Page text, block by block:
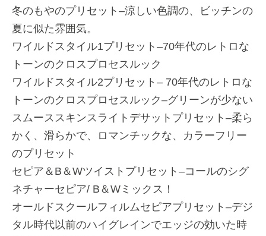
冬のもやのプリセット–涼しい色調の、ビッチンの
夏に似た雰囲気。
ワイルドスタイル1プリセット–70年代のレトロな
トーンのクロスプロセスルック
ワイルドスタイル2プリセット– 70年代のレトロな
トーンのクロスプロセスルック–グリーンが少ない
スムーススキンスライトデサットプリセット–柔ら
かく、滑らかで、ロマンチックな、カラーフリー
のプリセット
セピア＆B＆Wツイストプリセット–コールのシグ
ネチャーセピア/ B＆Wミックス！
オールドスクールフィルムセピアプリセット–デジ
タル時代以前のハイグレインでエッジの効いた時